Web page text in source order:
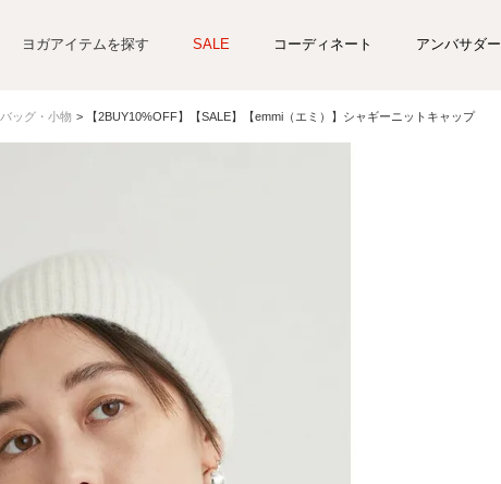
ヨガアイテムを探す SALE コーディネート アンバサダー
バッグ・小物 【2BUY10%OFF】【SALE】【emmi（エミ）】シャギーニットキャップ